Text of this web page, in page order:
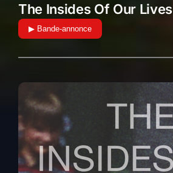
The Insides Of Our Lives
▶ Bande-annonce